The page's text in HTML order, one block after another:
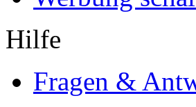
Hilfe
Fragen &